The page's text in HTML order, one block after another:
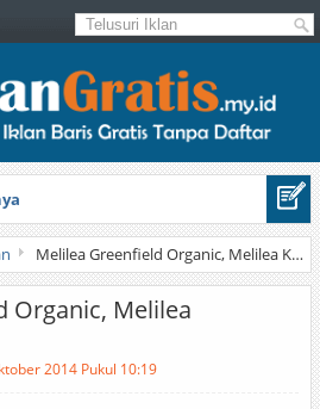
2012 Putih
Melilea Greenfield Organic, Melilea Kosmetik
Organic, Melilea
2014 Pukul 10:19